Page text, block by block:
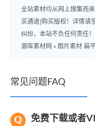
全站素材均从网上搜集而
买通道]购买版权！详情请
纠纷，本站不负任何责任！
源库素材网 » 图片素材 扁
常见问题FAQ
免费下载或者